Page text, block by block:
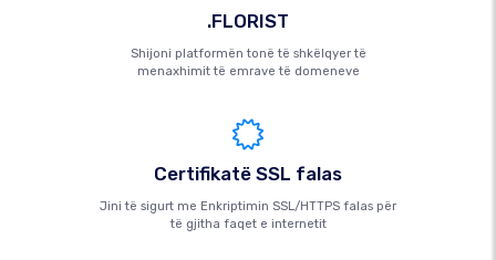
.FLORIST
Shijoni platformën tonë të shkëlqyer të
menaxhimit të emrave të domeneve
Certifikatë SSL falas
Jini të sigurt me Enkriptimin SSL/HTTPS falas për
të gjitha faqet e internetit